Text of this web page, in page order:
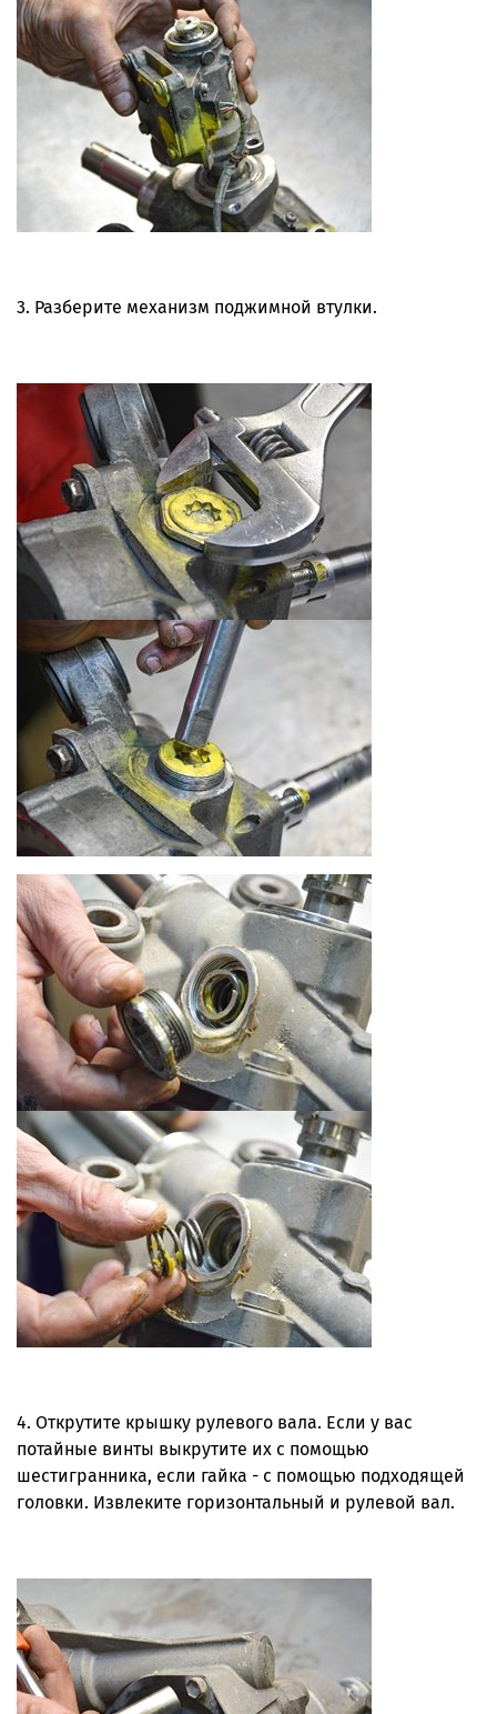
3. Разберите механизм поджимной втулки.
4. Открутите крышку рулевого вала. Если у вас
потайные винты выкрутите их с помощью
шестигранника, если гайка - с помощью подходящей
головки. Извлеките горизонтальный и рулевой вал.